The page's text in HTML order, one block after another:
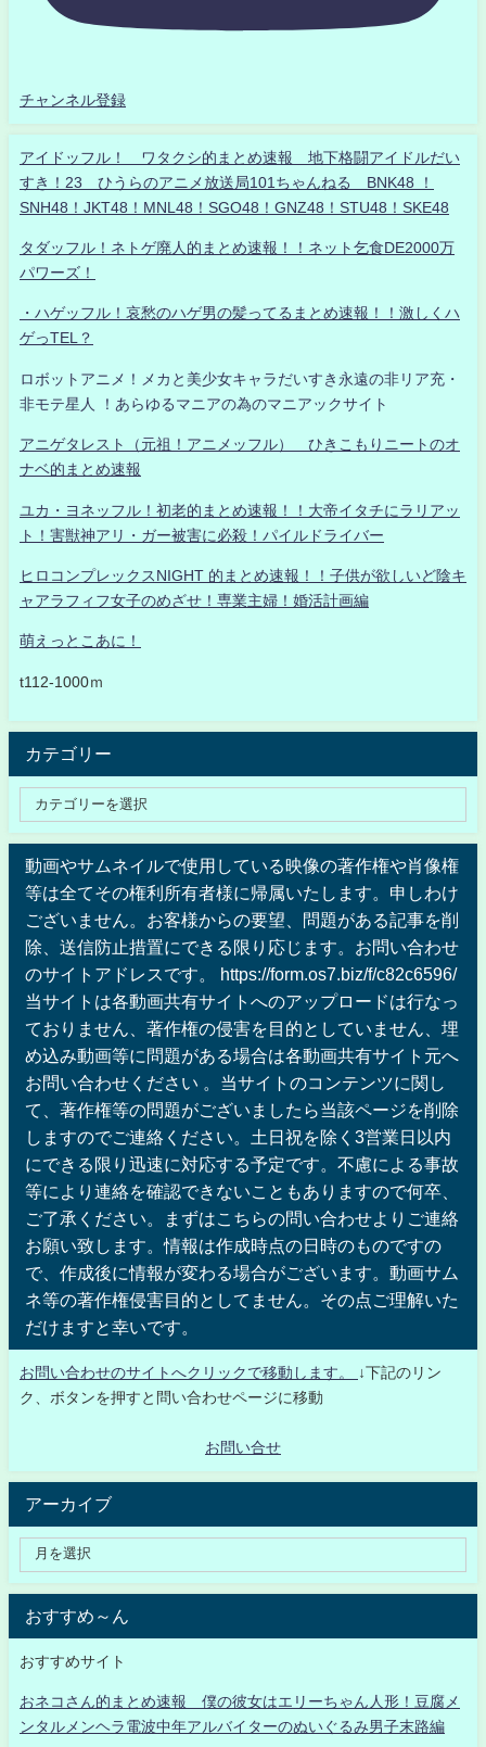
チャンネル登録
アイドッフル！ ワタクシ的まとめ速報 地下格闘アイドルだい
すき！23 ひうらのアニメ放送局101ちゃんねる BNK48 ！
SNH48！JKT48！MNL48！SGO48！GNZ48！STU48！SKE48
タダッフル！ネトゲ廃人的まとめ速報！！ネット乞食DE2000万
パワーズ！
・ハゲッフル！哀愁のハゲ男の髪ってるまとめ速報！！激しくハ
ゲっTEL？
ロボットアニメ！メカと美少女キャラだいすき永遠の非リア充・
非モテ星人 ！あらゆるマニアの為のマニアックサイト
アニゲタレスト（元祖！アニメッフル） ひきこもりニートのオ
ナベ的まとめ速報
ユカ・ヨネッフル！初老的まとめ速報！！大帝イタチにラリアッ
ト！害獣神アリ・ガー被害に必殺！パイルドライバー
ヒロコンプレックスNIGHT 的まとめ速報！！子供が欲しいど陰キ
ャアラフィフ女子のめざせ！専業主婦！婚活計画編
萌えっとこあに！
t112-1000ｍ
カテゴリー
動画やサムネイルで使用している映像の著作権や肖像権
等は全てその権利所有者様に帰属いたします。申しわけ
ございません。お客様からの要望、問題がある記事を削
除、送信防止措置にできる限り応じます。お問い合わせ
のサイトアドレスです。 https://form.os7.biz/f/c82c6596/
当サイトは各動画共有サイトへのアップロードは行なっ
ておりません、著作権の侵害を目的としていません、埋
め込み動画等に問題がある場合は各動画共有サイト元へ
お問い合わせください 。当サイトのコンテンツに関し
て、著作権等の問題がございましたら当該ページを削除
しますのでご連絡ください。土日祝を除く3営業日以内
にできる限り迅速に対応する予定です。不慮による事故
等により連絡を確認できないこともありますので何卒、
ご了承ください。まずはこちらの問い合わせよりご連絡
お願い致します。情報は作成時点の日時のものですの
で、作成後に情報が変わる場合がございます。動画サム
ネ等の著作権侵害目的としてません。その点ご理解いた
だけますと幸いです。
お問い合わせのサイトへクリックで移動します。
↓下記のリン
ク、ボタンを押すと問い合わせページに移動
お問い合せ
アーカイブ
おすすめ～ん
おすすめサイト
おネコさん的まとめ速報 僕の彼女はエリーちゃん人形！豆腐メ
ンタルメンヘラ電波中年アルバイターのぬいぐるみ男子末路編